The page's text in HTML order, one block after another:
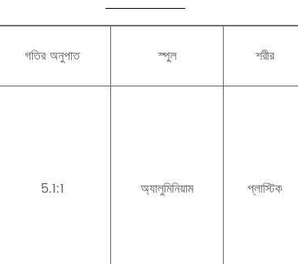
গতির অনুপাত স্পুল শরীর
5.1:1 অ্যালুমিনিয়াম প্লাস্টিক